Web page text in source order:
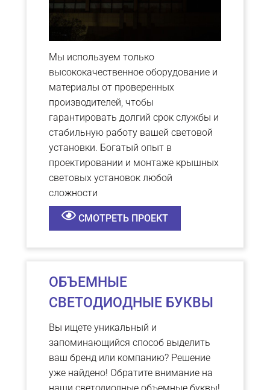
Мы используем только
высококачественное оборудование и
материалы от проверенных
производителей, чтобы
гарантировать долгий срок службы и
стабильную работу вашей световой
установки. Богатый опыт в
проектировании и монтаже крышных
световых установок любой
сложности
СМОТРЕТЬ ПРОЕКТ
ОБЪЕМНЫЕ
СВЕТОДИОДНЫЕ БУКВЫ
Вы ищете уникальный и
запоминающийся способ выделить
ваш бренд или компанию? Решение
уже найдено! Обратите внимание на